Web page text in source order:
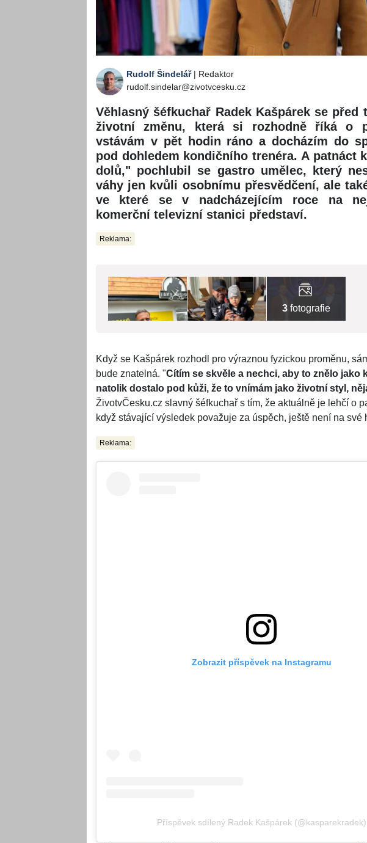
Rudolf Šindelář| Redaktor
rudolf.sindelar@zivotvcesku.cz
Věhlasný šéfkuchař Radek Kašpárek se
životní změnu, která si rozhodně říká o
vstávám v pět hodin ráno a docházím do
pod dohledem kondičního trenéra. A patnáct
dolů," pochlubil se gastro umělec, který
váhy jen kvůli osobnímu přesvědčení, ale
ve které se v nadcházejícím roce na
komerční televizní stanici představí.
Reklama:
3 fotografie
Když se Kašpárek rozhodl pro výraznou fyzickou proměnu,
bude znatelná. "Cítím se skvěle a nechci, aby to znělo jako
natolik dostalo pod kůži, že to vnímám jako životní styl,
ŽivotvČesku.cz slavný šéfkuchař s tím, že aktuálně je lehčí o
když stávající výsledek považuje za úspěch, ještě není na své
Reklama:
Zobrazit příspěvek na Instagramu
Příspěvek sdílený Radek Kašpárek (@kasparekradek)